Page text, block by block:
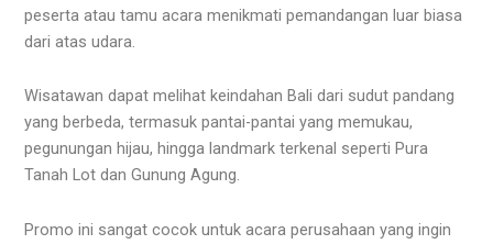
peserta atau tamu acara menikmati pemandangan luar biasa
dari atas udara.
Wisatawan dapat melihat keindahan Bali dari sudut pandang
yang berbeda, termasuk pantai-pantai yang memukau,
pegunungan hijau, hingga landmark terkenal seperti Pura
Tanah Lot dan Gunung Agung.
Promo ini sangat cocok untuk acara perusahaan yang ingin